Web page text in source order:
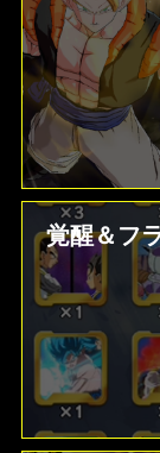
覚醒＆フラグメント効果/入手場所 ドラゴ